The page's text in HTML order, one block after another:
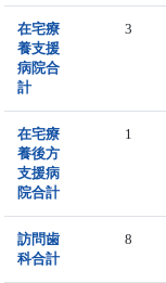
在宅療
養支援
病院合
計
3
在宅療
養後方
支援病
院合計
1
訪問歯
科合計
8